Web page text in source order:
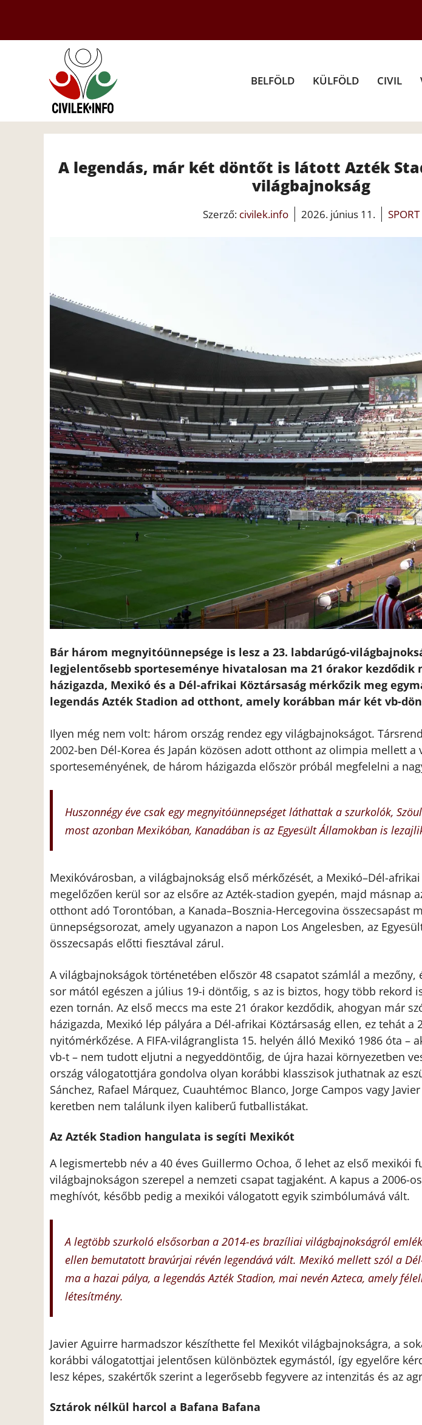
tartalomba
BELFÖLD KÜLFÖLD CIVIL
A legendás, már két döntőt is látott Azték
világbajnokság
Szerző: civilek.info 2026. június 11. SPORT
Bár három megnyitóünnepsége is lesz a 23. labdarúgó-
legjelentősebb sporteseménye hivatalosan ma 21 órakor kezdődik
házigazda, Mexikó és a Dél-afrikai Köztársaság mérkőzik meg
legendás Azték Stadion ad otthont, amely korábban már két vb-
Ilyen még nem volt: három ország rendez egy világbajnokságot.
2002-ben Dél-Korea és Japán közösen adott otthont az olimpia mellett a
sporteseményének, de három házigazda először próbál megfelelni a
Huszonnégy éve csak egy megnyitóünnepséget láthattak a szurkolók,
most azonban Mexikóban, Kanadában is az Egyesült Államokban is
Mexikóvárosban, a világbajnokság első mérkőzését, a Mexikó–Dél-
megelőzően kerül sor az elsőre az Azték-stadion gyepén, majd másnap
otthont adó Torontóban, a Kanada–Bosznia-Hercegovina összecsapást
ünnepségsorozat, amely ugyanazon a napon Los Angelesben, az
összecsapás előtti fiesztával zárul.
A világbajnokságok történetében először 48 csapatot számlál a mezőny,
sor mától egészen a július 19-i döntőig, s az is biztos, hogy több rekord
ezen tornán. Az első meccs ma este 21 órakor kezdődik, ahogyan már
házigazda, Mexikó lép pályára a Dél-afrikai Köztársaság ellen, ez tehát a
nyitómérkőzése. A FIFA-világranglista 15. helyén álló Mexikó 1986 óta –
vb-t – nem tudott eljutni a negyeddöntőig, de újra hazai környezetben
ország válogatottjára gondolva olyan korábbi klasszisok juthatnak az
Sánchez, Rafael Márquez, Cuauhtémoc Blanco, Jorge Campos vagy
keretben nem találunk ilyen kaliberű futballistákat.
Az Azték Stadion hangulata is segíti Mexikót
A legismertebb név a 40 éves Guillermo Ochoa, ő lehet az első mexikói
világbajnokságon szerepel a nemzeti csapat tagjaként. A kapus a 2006-
meghívót, később pedig a mexikói válogatott egyik szimbólumává vált.
A legtöbb szurkoló elsősorban a 2014-es brazíliai világbajnokságról
ellen bemutatott bravúrjai révén legendává vált. Mexikó mellett szól a
ma a hazai pálya, a legendás Azték Stadion, mai nevén Azteca, amely
létesítmény.
Javier Aguirre harmadszor készíthette fel Mexikót világbajnokságra, a
korábbi válogatottjai jelentősen különböztek egymástól, így egyelőre
lesz képes, szakértők szerint a legerősebb fegyvere az intenzitás és az
Sztárok nélkül harcol a Bafana Bafana